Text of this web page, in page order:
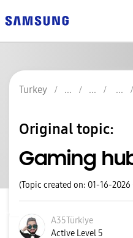
Turkey
Original topic:
Gaming
(Topic created on: 01-16-2026
A35Türkiye
Active Level 5